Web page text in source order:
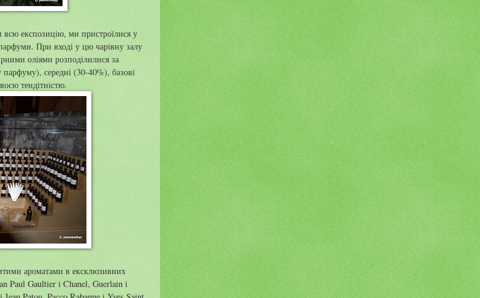
експозицію, ми пристроїлися у
При вході у цю чарівну залу
оліями розподілилися за
середні (30-40%), базові
тендітністю.
ароматами в ексклюзивних
Paul Gaultier і Chanel, Guerlain і